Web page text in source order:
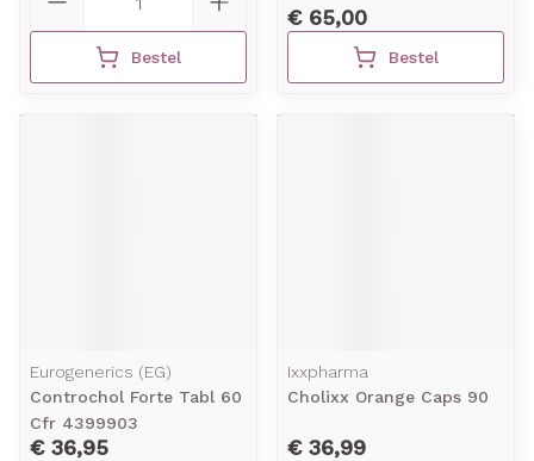
Bestel
€ 65,00
Bestel
Eurogenerics (EG)
Controchol Forte Tabl 60
Cfr 4399903
€ 36,95
Ixxpharma
Cholixx Orange Caps 90
€ 36,99